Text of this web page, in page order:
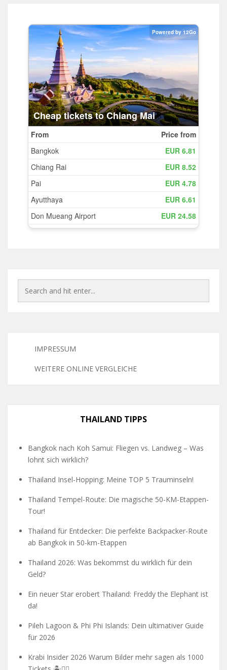
IMPRESSUM
WEITERE ONLINE VERGLEICHE
THAILAND TIPPS
Bangkok nach Koh Samui: Fliegen vs. Landweg – Was
lohnt sich wirklich?
Thailand Insel-Hopping: Meine TOP 5 Trauminseln!
Thailand Tempel-Route: Die magische 50-KM-Etappen-
Tour!
Thailand für Entdecker: Die perfekte Backpacker-Route
ab Bangkok in 50-km-Etappen
Thailand 2026: Was bekommst du wirklich für dein
Geld?
Ein neuer Star erobert Thailand: Freddy the Elephant ist
da!
Pileh Lagoon & Phi Phi Islands: Dein ultimativer Guide
für 2026
Krabi Insider 2026 Warum Bilder mehr sagen als 1000